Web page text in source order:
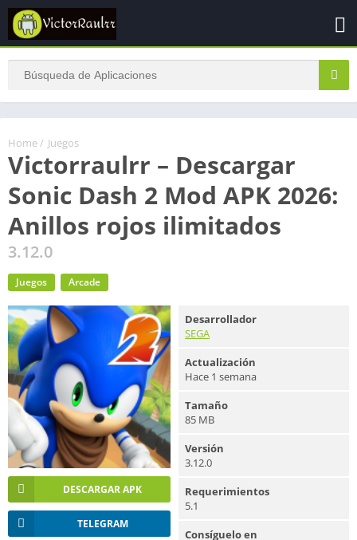
Home / Juegos
Victorraulrr – Descargar
Sonic Dash 2 Mod APK 2026:
Anillos rojos ilimitados
3.12.0
Juegos Arcade
DESCARGAR APK
TELEGRAM
Desarrollador
SEGA
Actualización
Hace 1 semana
Tamaño
85 MB
Versión
3.12.0
Requerimientos
5.1
Consíguelo en